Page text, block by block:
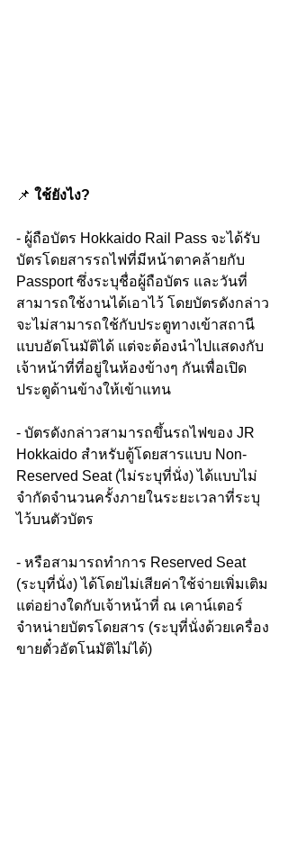
📌 ใช้ยังไง?
- ผู้ถือบัตร Hokkaido Rail Pass จะได้รับ
บัตรโดยสารรถไฟที่มีหน้าตาคล้ายกับ
Passport ซึ่งระบุชื่อผู้ถือบัตร และวันที่
สามารถใช้งานได้เอาไว้ โดยบัตรดังกล่าว
จะไม่สามารถใช้กับประตูทางเข้าสถานี
แบบอัตโนมัติได้ แต่จะต้องนำไปแสดงกับ
เจ้าหน้าที่ที่อยู่ในห้องข้างๆ กันเพื่อเปิด
ประตูด้านข้างให้เข้าแทน
- บัตรดังกล่าวสามารถขึ้นรถไฟของ JR
Hokkaido สำหรับตู้โดยสารแบบ Non-
Reserved Seat (ไม่ระบุที่นั่ง) ได้แบบไม่
จำกัดจำนวนครั้งภายในระยะเวลาที่ระบุ
ไว้บนตัวบัตร
- หรือสามารถทำการ Reserved Seat
(ระบุที่นั่ง) ได้โดยไม่เสียค่าใช้จ่ายเพิ่มเติม
แต่อย่างใดกับเจ้าหน้าที่ ณ เคาน์เตอร์
จำหน่ายบัตรโดยสาร (ระบุที่นั่งด้วยเครื่อง
ขายตั๋วอัตโนมัติไม่ได้)